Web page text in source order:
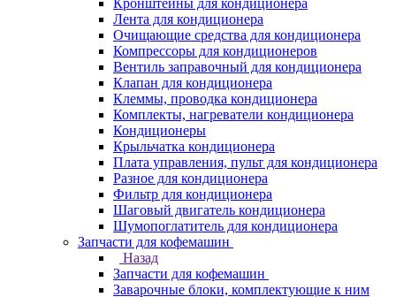
Кронштейны для кондиционера
Лента для кондиционера
Очищающие средства для кондиционера
Компрессоры для кондиционеров
Вентиль заправочный для кондиционера
Клапан для кондиционера
Клеммы, проводка кондиционера
Комплекты, нагреватели кондиционера
Кондиционеры
Крыльчатка кондиционера
Плата управления, пульт для кондиционера
Разное для кондиционера
Фильтр для кондиционера
Шаговый двигатель кондиционера
Шумопоглатитель для кондиционера
Запчасти для кофемашин
Назад
Запчасти для кофемашин
Заварочные блоки, комплектующие к ним